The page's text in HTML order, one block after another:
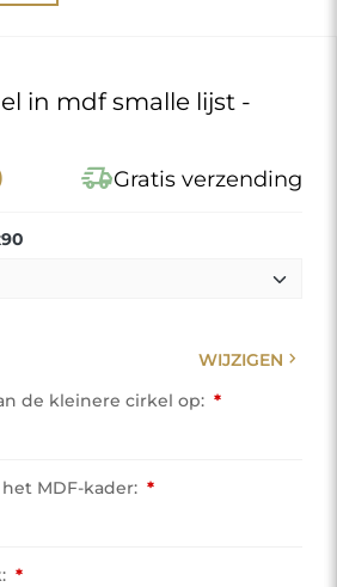
in mdf smalle lijst -
delivery_truck_speedGratis verzending
WIJZIGEN chevron_right
de kleinere cirkel op: *
MDF-kader: *
*